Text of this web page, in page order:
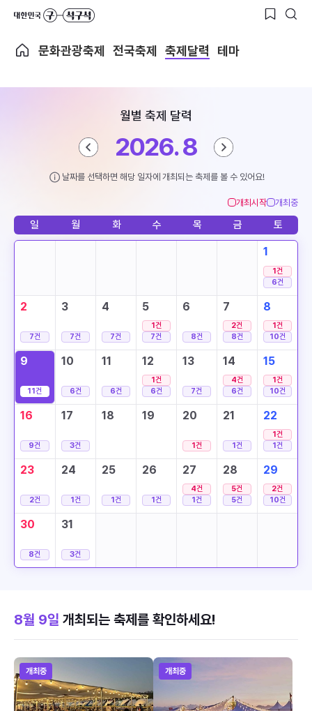
문화관광축제 전국축제 축제달력 테마
월별 축제 달력
2026. 8
날짜를 선택하면 해당 일자에 개최되는 축제를 볼 수 있어요!
개최시작 개최중
일 월 화 수 목 금 토
1
1건
6건
2
7건
3
7건
4
7건
5
1건
7건
6
8건
7
2건
8건
8
1건
10건
9
11건
10
6건
11
6건
12
1건
6건
13
7건
14
4건
6건
15
1건
10건
16
9건
17
3건
18 19 20
1건
21
1건
22
1건
1건
23
2건
24
1건
25
1건
26
1건
27
4건
1건
28
5건
5건
29
2건
10건
30
8건
31
3건
8월 9일 개최되는 축제를 확인하세요!
개최중 개최중